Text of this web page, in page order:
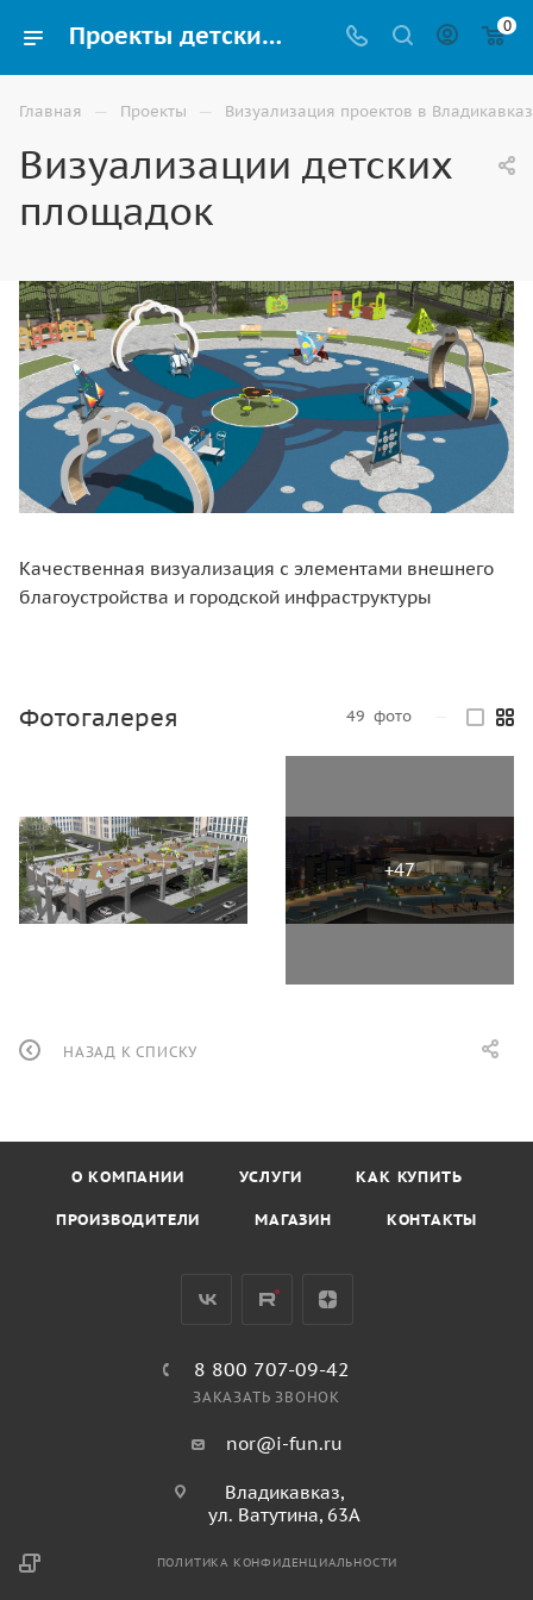
Проекты детских площадок и примеры благоустройств с планом по ГОСТ 0
Главная — Проекты — Визуализация проектов в
Визуализации детских
площадок
Качественная визуализация с элементами внешнего
благоустройства и городской инфраструктуры
Фотогалерея 49 фото
НАЗАД К СПИСКУ
О КОМПАНИИ УСЛУГИ КАК КУПИТЬ
ПРОИЗВОДИТЕЛИ МАГАЗИН КОНТАКТЫ
8 800 707-09-42
ЗАКАЗАТЬ ЗВОНОК
nor@i-fun.ru
Владикавказ,
ул. Ватутина, 63А
ПОЛИТИКА КОНФИДЕНЦИАЛЬНОСТИ